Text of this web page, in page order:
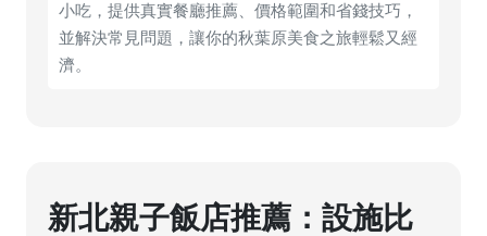
小吃，提供真實餐廳推薦、價格範圍和省錢技巧，
並解決常見問題，讓你的秋葉原美食之旅輕鬆又經
濟。
新北親子飯店推薦：設施比